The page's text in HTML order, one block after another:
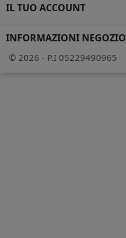
IL TUO ACCOUNT
INFORMAZIONI NEGOZIO
© 2026 - P.I 05229490965